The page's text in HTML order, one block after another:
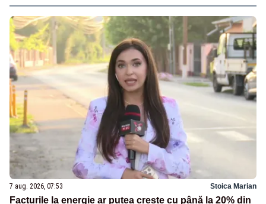
7 aug. 2026, 07:53 Stoica Marian
Facturile la energie ar putea crește cu până la 20% din